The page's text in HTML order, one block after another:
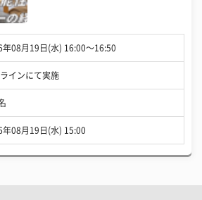
年08月19日(水) 16:00〜16:50
インにて実施
年08月19日(水) 15:00